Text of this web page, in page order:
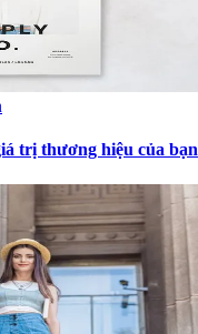
trị thương hiệu của bạn